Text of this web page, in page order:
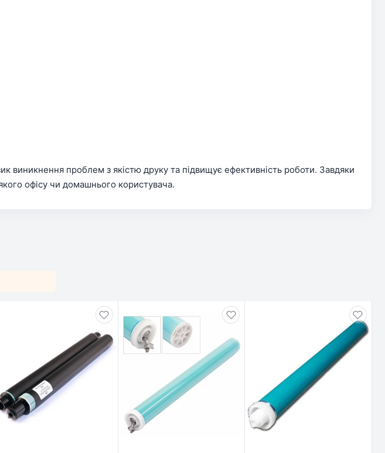
виникнення проблем з якістю друку та підвищує ефективність роботи. Завдяки
офісу чи домашнього користувача.